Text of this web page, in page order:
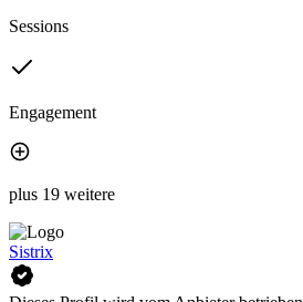
Sessions
Engagement
plus 19 weitere
Sistrix